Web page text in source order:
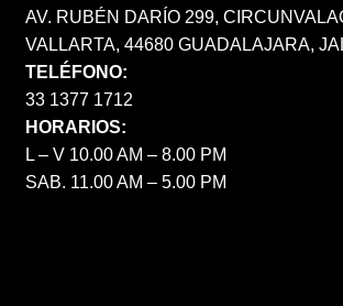
AV. RUBÉN DARÍO 299,
VALLARTA, 44680 GUADALAJARA,
TELÉFONO:
33 1377 1712
HORARIOS:
L – V 10.00 AM – 8.00 PM
SAB. 11.00 AM – 5.00 PM